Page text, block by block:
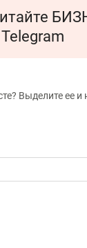
Выделите ее и